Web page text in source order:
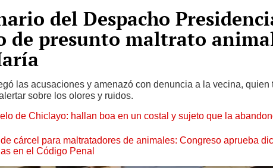
del Despacho
de presunto maltrato
las acusaciones y amenazó con denuncia a la vecina, quien
sobre los olores y ruidos.
de Chiclayo: hallan boa en un costal y sujeto que la
cárcel para maltratadores de animales: Congreso aprueba
en el Código Penal